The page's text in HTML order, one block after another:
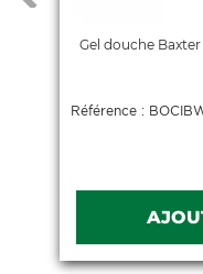
Gel douche
Référence :